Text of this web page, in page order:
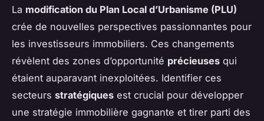
La modification du Plan Local d’Urbanisme (PLU)
crée de nouvelles perspectives passionnantes pour
les investisseurs immobiliers. Ces changements
révèlent des zones d’opportunité précieuses qui
étaient auparavant inexploitées. Identifier ces
secteurs stratégiques est crucial pour développer
une stratégie immobilière gagnante et tirer parti des